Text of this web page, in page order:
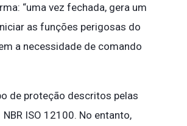
“uma vez fechada, gera um
as funções perigosas do
a necessidade de comando
de proteção descritos pelas
ISO 12100. No entanto,